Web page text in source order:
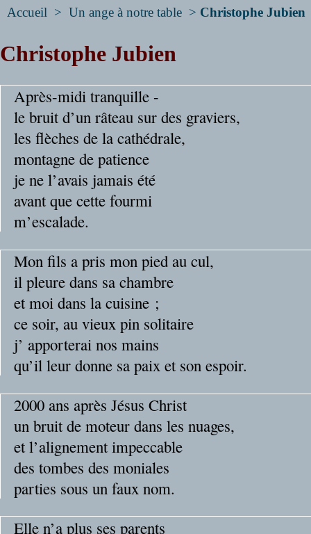
Accueil > Un ange à notre table > Christophe Jubien
Christophe Jubien
Après-midi tranquille -
le bruit d’un râteau sur des graviers,
les flèches de la cathédrale,
montagne de patience
je ne l’avais jamais été
avant que cette fourmi
m’escalade.
Mon fils a pris mon pied au cul,
il pleure dans sa chambre
et moi dans la cuisine ;
ce soir, au vieux pin solitaire
j’ apporterai nos mains
qu’il leur donne sa paix et son espoir.
2000 ans après Jésus Christ
un bruit de moteur dans les nuages,
et l’alignement impeccable
des tombes des moniales
parties sous un faux nom.
Elle n’a plus ses parents